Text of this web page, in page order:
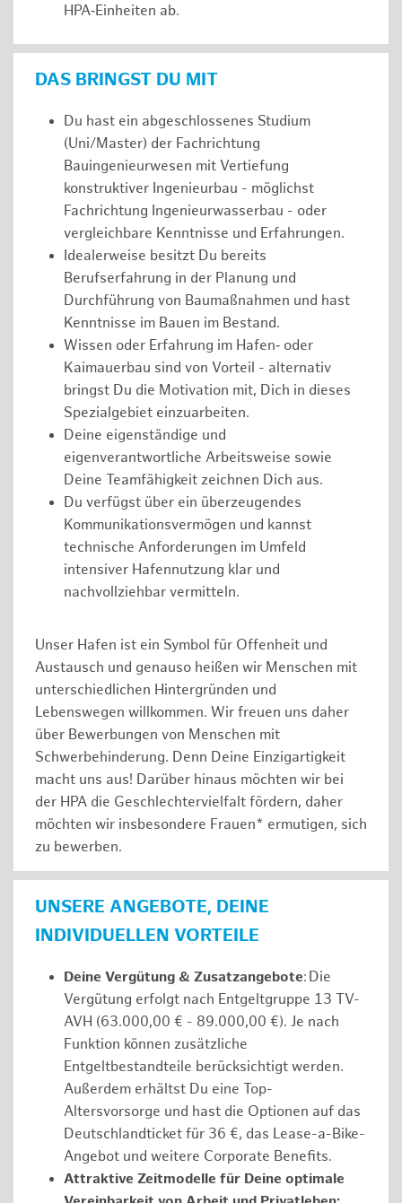
HPA‑Einheiten ab.
DAS BRINGST DU MIT
Du hast ein abgeschlossenes Studium
(Uni/Master) der Fachrichtung
Bauingenieurwesen mit Vertiefung
konstruktiver Ingenieurbau - möglichst
Fachrichtung Ingenieurwasserbau - oder
vergleichbare Kenntnisse und Erfahrungen.
Idealerweise besitzt Du bereits
Berufserfahrung in der Planung und
Durchführung von Baumaßnahmen und hast
Kenntnisse im Bauen im Bestand.
Wissen oder Erfahrung im Hafen‑ oder
Kaimauerbau sind von Vorteil - alternativ
bringst Du die Motivation mit, Dich in dieses
Spezialgebiet einzuarbeiten.
Deine eigenständige und
eigenverantwortliche Arbeitsweise sowie
Deine Teamfähigkeit zeichnen Dich aus.
Du verfügst über ein überzeugendes
Kommunikationsvermögen und kannst
technische Anforderungen im Umfeld
intensiver Hafennutzung klar und
nachvollziehbar vermitteln.
Unser Hafen ist ein Symbol für Offenheit und
Austausch und genauso heißen wir Menschen mit
unterschiedlichen Hintergründen und
Lebenswegen willkommen. Wir freuen uns daher
über Bewerbungen von Menschen mit
Schwerbehinderung. Denn Deine Einzigartigkeit
macht uns aus! Darüber hinaus möchten wir bei
der HPA die Geschlechtervielfalt fördern, daher
möchten wir insbesondere Frauen* ermutigen, sich
zu bewerben.
UNSERE ANGEBOTE, DEINE
INDIVIDUELLEN VORTEILE
Deine Vergütung & Zusatzangebote: Die
Vergütung erfolgt nach Entgeltgruppe 13 TV-
AVH (63.000,00 € - 89.000,00 €). Je nach
Funktion können zusätzliche
Entgeltbestandteile berücksichtigt werden.
Außerdem erhältst Du eine Top-
Altersvorsorge und hast die Optionen auf das
Deutschlandticket für 36 €, das Lease-a-Bike-
Angebot und weitere Corporate Benefits.
Attraktive Zeitmodelle für Deine optimale